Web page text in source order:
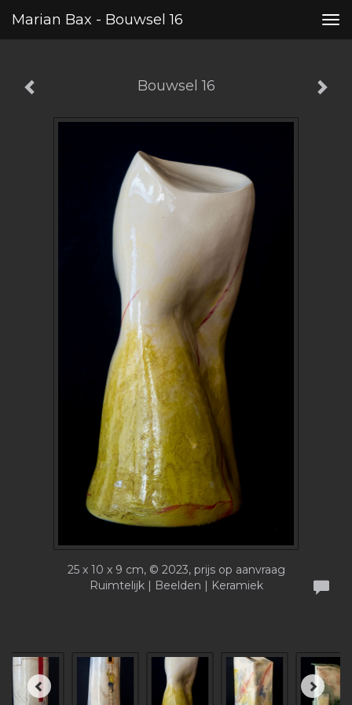
Marian Bax - Bouwsel 16
Bouwsel 16
25 x 10 x 9 cm, © 2023, prijs op aanvraag
Ruimtelijk | Beelden | Keramiek